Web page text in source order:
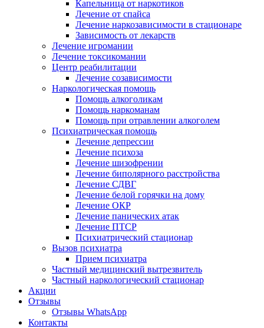
Капельница от наркотиков
Лечение от спайса
Лечение наркозависимости в стационаре
Зависимость от лекарств
Лечение игромании
Лечение токсикомании
Центр реабилитации
Лечение созависимости
Наркологическая помощь
Помощь алкоголикам
Помощь наркоманам
Помощь при отравлении алкоголем
Психиатрическая помощь
Лечение депрессии
Лечение психоза
Лечение шизофрении
Лечение биполярного расстройства
Лечение СДВГ
Лечение белой горячки на дому
Лечение ОКР
Лечение панических атак
Лечение ПТСР
Психиатрический стационар
Вызов психиатра
Прием психиатра
Частный медицинский вытрезвитель
Частный наркологический стационар
Акции
Отзывы
Отзывы WhatsApp
Контакты